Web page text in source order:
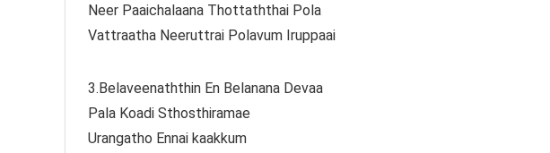
Neer Paaichalaana Thottaththai Pola
Vattraatha Neeruttrai Polavum Iruppaai
3.Belaveenaththin En Belanana Devaa
Pala Koadi Sthosthiramae
Urangatho Ennai kaakkum